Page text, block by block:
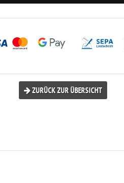
ZURÜCK ZUR ÜBERSICHT